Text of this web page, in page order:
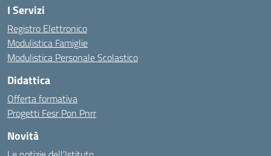
I Servizi
Registro Elettronico
Modulistica Famiglie
Modulistica Personale Scolastico
Didattica
Offerta formativa
Progetti Fesr Pon Pnrr
Novità